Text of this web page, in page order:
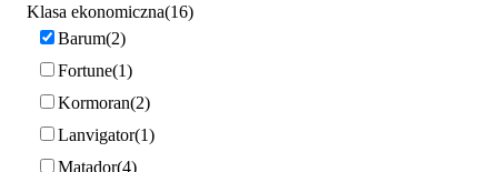
Klasa ekonomiczna 16
Barum 2
Fortune 1
Kormoran 2
Lanvigator 1
Matador 4